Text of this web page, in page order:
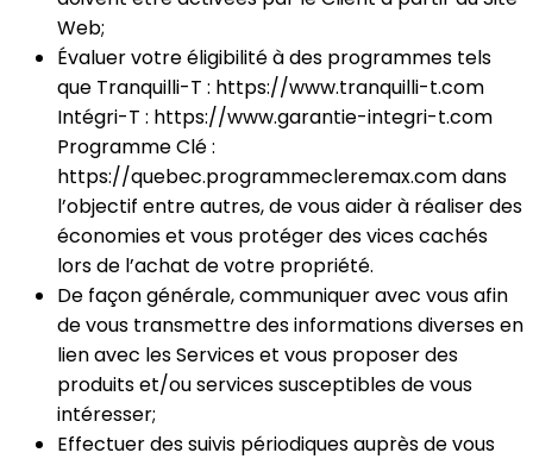
Web;
Évaluer votre éligibilité à des programmes tels
que Tranquilli-T : https://www.tranquilli-t.com
Intégri-T : https://www.garantie-integri-t.com
Programme Clé :
https://quebec.programmecleremax.com dans
l’objectif entre autres, de vous aider à réaliser des
économies et vous protéger des vices cachés
lors de l’achat de votre propriété.
De façon générale, communiquer avec vous afin
de vous transmettre des informations diverses en
lien avec les Services et vous proposer des
produits et/ou services susceptibles de vous
intéresser;
Effectuer des suivis périodiques auprès de vous